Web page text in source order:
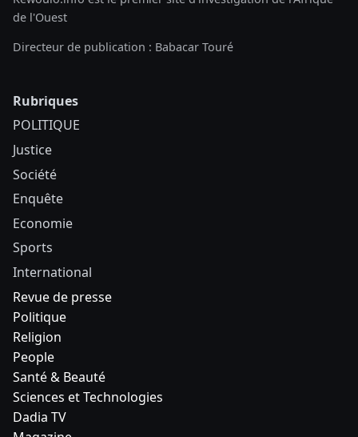
de l'Ouest
Directeur de publication : Babacar Touré
Rubriques
POLITIQUE
Justice
Société
Enquête
Economie
Sports
International
Revue de presse
Politique
Religion
People
Santé & Beauté
Sciences et Technologies
Dadia TV